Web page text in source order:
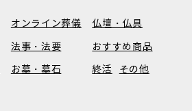
オンライン葬儀
仏壇・仏具
法事・法要
おすすめ商品
お墓・墓石 終活 その他